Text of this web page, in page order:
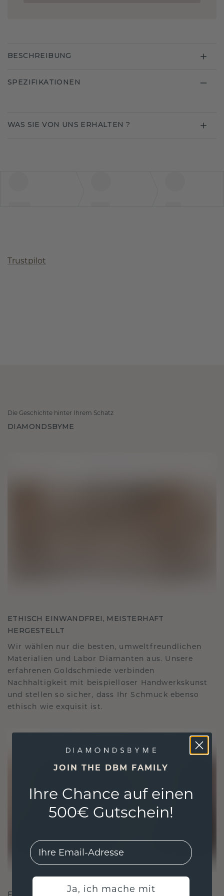
BESCHREIBUNG
SPEZIFIKATIONEN
WAS SIE VON UNS ERHALTEN ?
Trustpilot
Die Geschichte hinter Ihrem Schatz
DIAMONDSBYME
ETHISCH EINWANDFREI, MEISTERHAFT
HERGESTELLT
Wir wählen nur die besten, umweltfreundlichen
Materialien und Labor Diamanten aus. Unsere
erfahrenen Goldschmiede verbinden
Nachhaltigkeit mit beispielloser Handwerkskunst
und stellen so sicher, dass Ihr Schmuck ebenso
ethisch wie exquisit ist.
FÜR VERBINDUNGEN GESCHAFFEN
JOIN THE DBM FAMILY
Ihre Chance auf einen
500€ Gutschein!
EMail
Ja, ich mache mit